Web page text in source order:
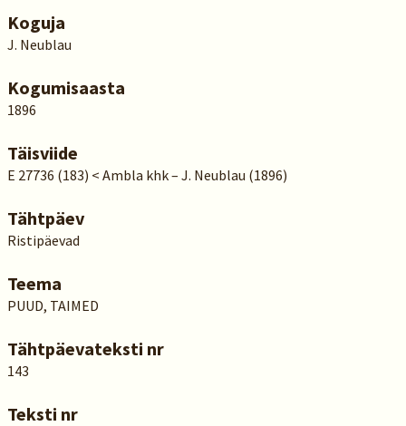
Koguja
J. Neublau
Kogumisaasta
1896
Täisviide
E 27736 (183) < Ambla khk – J. Neublau (1896)
Tähtpäev
Ristipäevad
Teema
PUUD, TAIMED
Tähtpäevateksti nr
143
Teksti nr